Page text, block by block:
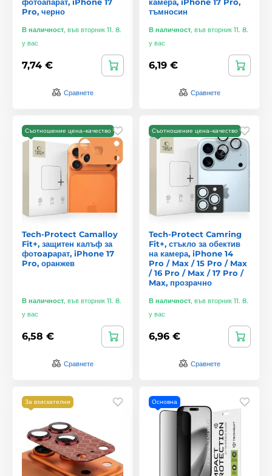
Pro, черно
В наличност, във вторник 11. 8.
у вас
7,74 €
Сравнете
тъмносин
В наличност, във вторник 11. 8.
у вас
6,19 €
Сравнете
Съотношение цена–качество
Tech-Protect Camalloy
Fit+, защитен калъф за
фотoapарат, iPhone 17
Pro, оранжев
В наличност, във вторник 11. 8.
у вас
6,58 €
Сравнете
Съотношение цена–качество
Tech-Protect Camring
Fit+, стъкло за обектив
на камера, iPhone 14
Pro / Max / 15 Pro / Max
/ 16 Pro / Max / 17 Pro /
Max, прозрачно
В наличност, във вторник 11. 8.
у вас
6,96 €
Сравнете
За взискателни Основна